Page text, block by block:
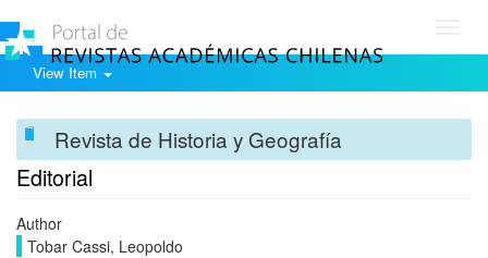
View Item
Revista de Historia y Geografía
Editorial
Author
Tobar Cassi, Leopoldo